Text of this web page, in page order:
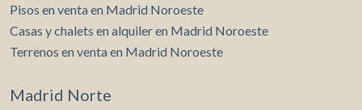
Pisos en venta en Madrid Noroeste
Casas y chalets en alquiler en Madrid Noroeste
Terrenos en venta en Madrid Noroeste
Madrid Norte